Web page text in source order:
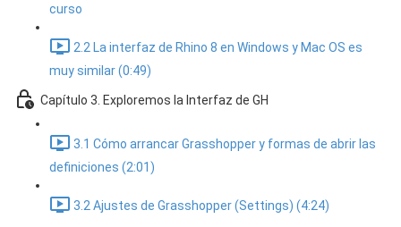
curso
2.2 La interfaz de Rhino 8 en Windows y Mac OS es
muy similar (0:49)
Capítulo 3. Exploremos la Interfaz de GH
3.1 Cómo arrancar Grasshopper y formas de abrir las
definiciones (2:01)
3.2 Ajustes de Grasshopper (Settings) (4:24)